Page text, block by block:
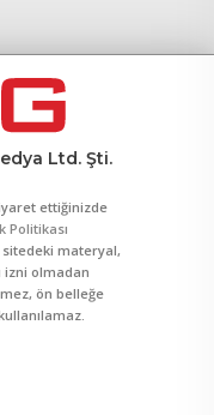
Ltd. Şti.
ettiğinizde
Politikası
sitedeki materyal,
izni olmadan
ön belleğe